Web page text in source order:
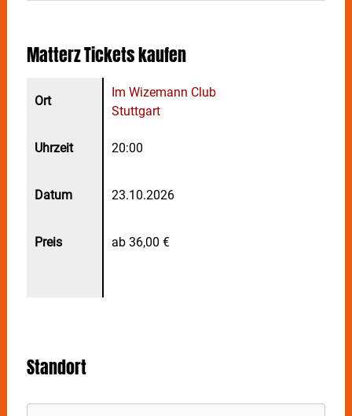
MatterzTickets kaufen
Im Wizemann Club
Stuttgart
20:00
23.10.2026
ab 36,00 €
Standort